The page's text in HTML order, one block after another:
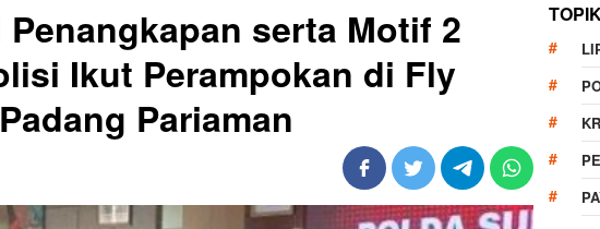
serta Motif 2
Ikut Perampokan di Fly
Pariaman